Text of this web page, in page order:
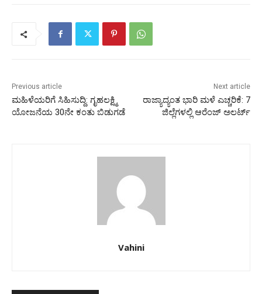
Previous article
ಮಹಿಳೆಯರಿಗೆ ಸಿಹಿಸುದ್ದಿ: ಗೃಹಲಕ್ಷ್ಮಿ
ಯೋಜನೆಯ 30ನೇ ಕಂತು ಬಿಡುಗಡೆ
Next article
ರಾಜ್ಯಾದ್ಯಂತ ಭಾರಿ ಮಳೆ ಎಚ್ಚರಿಕೆ: 7
ಜಿಲ್ಲೆಗಳಲ್ಲಿ ಆರೆಂಜ್​​ ಅಲರ್ಟ್
Vahini